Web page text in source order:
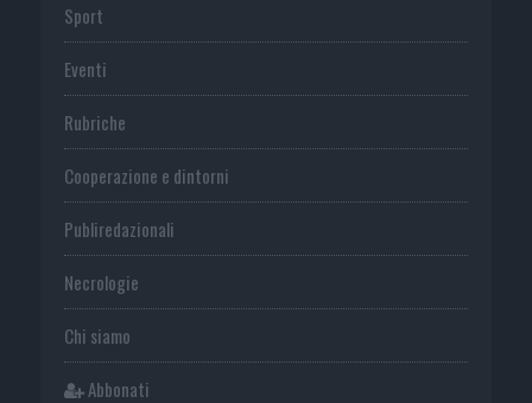
Sport
Eventi
Rubriche
Cooperazione e dintorni
Publiredazionali
Necrologie
Chi siamo
Abbonati